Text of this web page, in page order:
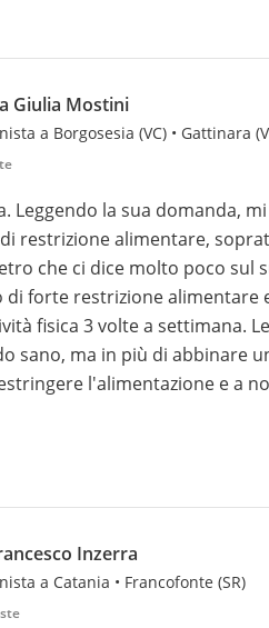
Giulia Mostini
a Borgosesia (VC) • Gattinara
Leggendo la sua domanda,
restrizione alimentare,
che ci dice molto poco sul
forte restrizione alimentare
fisica 3 volte a settimana.
sano, ma in più di abbinare
l'alimentazione e a
Inzerra
a Catania • Francofonte (SR)